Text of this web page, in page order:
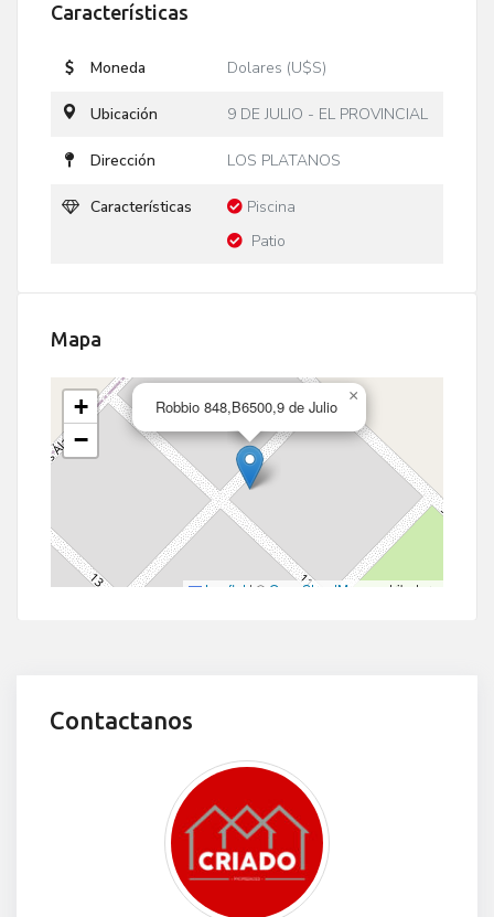
Características
Moneda Dolares (U$S)
Ubicación 9 DE JULIO - EL PROVINCIAL
Dirección LOS PLATANOS
Características
Piscina
Patio
Mapa
Robbio 848,B6500,9 de Julio
×
+
−
Leaflet | © OpenStreetMap contributors
Contactanos